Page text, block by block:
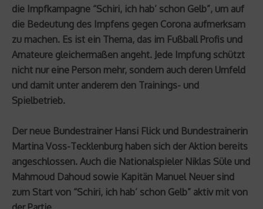
die Impfkampagne “Schiri, ich hab’ schon Gelb”, um auf
die Bedeutung des Impfens gegen Corona aufmerksam
zu machen. Es ist ein Thema, das im Fußball Profis und
Amateure gleichermaßen angeht. Jede Impfung schützt
nicht nur eine Person mehr, sondern auch deren Umfeld
und damit unter anderem den Trainings- und
Spielbetrieb.
Der neue Bundestrainer Hansi Flick und Bundestrainerin
Martina Voss-Tecklenburg haben sich der Aktion bereits
angeschlossen. Auch die Nationalspieler Niklas Süle und
Mahmoud Dahoud sowie Kapitän Manuel Neuer sind
zum Start von “Schiri, ich hab’ schon Gelb” aktiv mit von